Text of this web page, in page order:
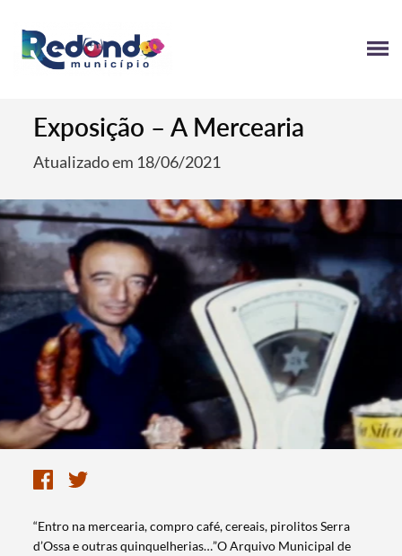
Exposição – A Mercearia
Atualizado em 18/06/2021
“Entro na mercearia, compro café, cereais, pirolitos Serra
d’Ossa e outras quinquelherias…”O Arquivo Municipal de